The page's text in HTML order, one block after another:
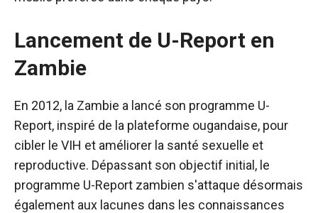
Lancement de U-Report en
Zambie
En 2012, la Zambie a lancé son programme U-
Report, inspiré de la plateforme ougandaise, pour
cibler le VIH et améliorer la santé sexuelle et
reproductive. Dépassant son objectif initial, le
programme U-Report zambien s'attaque désormais
également aux lacunes dans les connaissances